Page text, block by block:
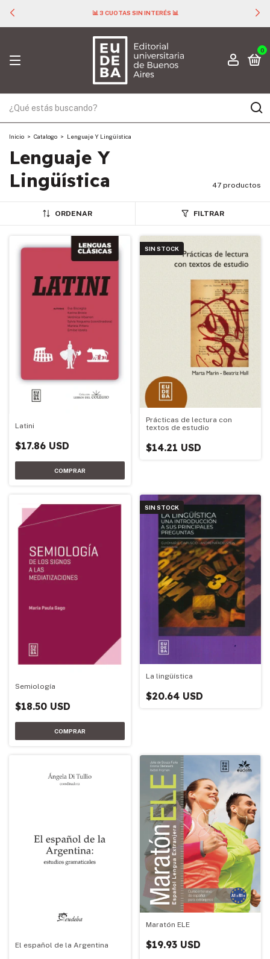
📊 3 CUOTAS SIN INTERÉS 📊
0
Inicio > Catalogo > Lenguaje Y Lingüística
Lenguaje Y
Lingüística
47 productos
ORDENAR FILTRAR
Latini
$17.86 USD
SIN STOCK
Prácticas de lectura con
textos de estudio
$14.21 USD
Semiología
$18.50 USD
SIN STOCK
La lingüística
$20.64 USD
El español de la Argentina
Maratón ELE
$19.93 USD